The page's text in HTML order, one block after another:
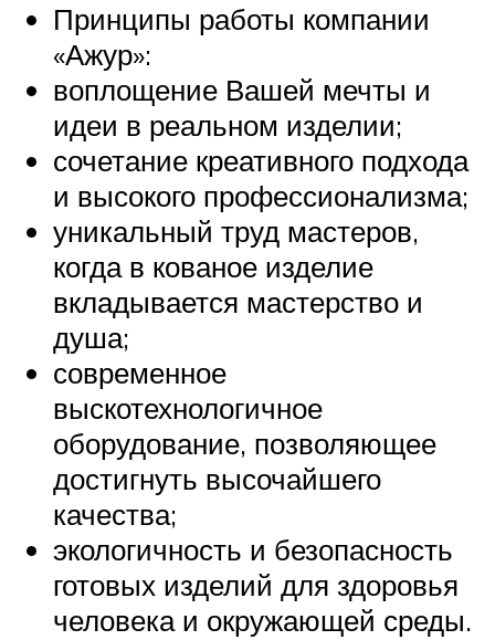
Принципы работы компании
«Ажур»:
воплощение Вашей мечты и
идеи в реальном изделии;
сочетание креативного подхода
и высокого профессионализма;
уникальный труд мастеров,
когда в кованое изделие
вкладывается мастерство и
душа;
современное
выскотехнологичное
оборудование, позволяющее
достигнуть высочайшего
качества;
экологичность и безопасность
готовых изделий для здоровья
человека и окружающей среды.